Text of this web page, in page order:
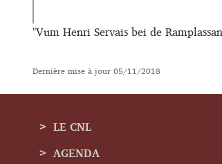
"Vum Henri Servais bei de
Dernière mise à jour05/11/2018
LE CNL
AGENDA